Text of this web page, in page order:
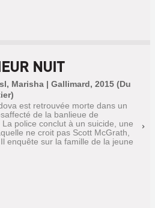
NUIT
Marisha | Gallimard, 2015 (Du
est retrouvée morte dans un
de la banlieue de
police conclut à un suicide, une
ne croit pas Scott McGrath,
enquête sur la famille de la jeune